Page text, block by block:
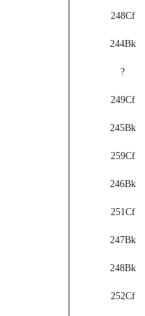
248Cf
244Bk
?
249Cf
245Bk
259Cf
246Bk
251Cf
247Bk
248Bk
252Cf